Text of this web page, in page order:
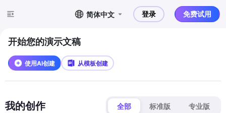
简体中文 登录 免费试用
开始您的演示文稿
使用AI创建 从模板创建
我的创作 全部 标准版 专业版